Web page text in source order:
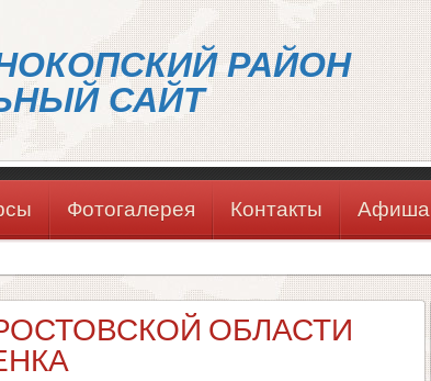
РАЙОН
САЙТ
Фотогалерея Контакты Афиша
ОБЛАСТИ